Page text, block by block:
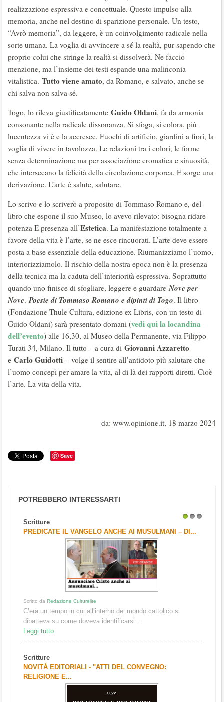
realizzazione espressiva e concettuale. Questo impulso alla
memoria, anche nel destino di sparizione personale. Un testo,
“Avrò memoria”, da leggere, è un coinvolgimento radicale nella
sorte umana. La voglia di avvincere a sé la realtà, pur sapendo che
proprio colui che stringe la realtà si dissolverà. Ne faccio
menzione, ma l’insieme dei testi espande una malinconia
vitalistica. Tutto viene amato, da Romano, e salvato, anche se
chi salva non salva sé.
Togo, lo rileva giustificatamente Guido Oldani, fa da armonia
consonante nella radicale dissonanza. Si sfoga, si colora, più
lucentezza vi è e la accresce. Fuochi di artificio, giardini a fiori, la
voglia di vivere in tavolozza. Le relazioni tra i colori, le forme
senza determinazione ma per associazione cromatica e sinuosità,
che intersecano la felicità della circolazione corporea. E sorge una
derivazione. L’arte è salute, salutare.
Lo scrivo e lo scriverò a proposito di Tommaso Romano e, del
libro che espone il suo Museo, lo avevo rilevato: bisogna ridare
potenza E presenza all’Estetica. La manifestazione totalmente a
favore della vita è l’arte, se ne esce rincuorati. L’arte deve essere
posta a base essenziale della educazione. Riumanizziamo l’uomo,
interiorizziamolo. Il rischio della nostra epoca non è la presenza
della tecnica ma la caduta dell’interiorità espressiva. Soprattutto
quando uno finisce di sfogliare, leggere e guardareNove per
Nove.Poesie di Tommaso Romano e dipinti di Togo. Il libro
(Fondazione Thule Cultura, edizione ex Libris, con un testo di
Guido Oldani) sarà presentato domani (vedi qui la locandina
dell’evento) alle 16,30, al Museo della Permanente, via Filippo
Turati 34, Milano. Il tutto – a cura di Giovanni Azzaretto
e Carlo Guidotti – volge il sentire all’antidoto più salutare che
l’uomo concepì per amare la vita, al di là dei rapporti diretti. Cioè
l’arte. La vita della vita.
da: www.opinione.it, 18 marzo 2024
Save
POTREBBERO INTERESSARTI
Scritture
PREDICATE IL VANGELO ANCHE AI MUSULMANI – DI...
Scritto da Redazione Culturelite
C’era un tempo in cui all’interno del mondo cattolico si
dibatteva su come doveva identificarsi ...
Leggi tutto
Scritture
NOVITÀ EDITORIALI - "ATTI DEL CONVEGNO:
RELIGIONE E...